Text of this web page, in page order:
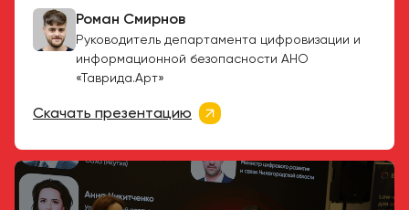
Роман Смирнов
Руководитель департамента цифровизации и
информационной безопасности АНО
«Таврида.Арт»
Скачать презентацию